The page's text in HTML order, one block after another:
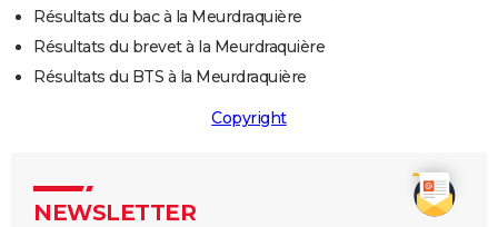
Résultats du bac à la Meurdraquière
Résultats du brevet à la Meurdraquière
Résultats du BTS à la Meurdraquière
Copyright
NEWSLETTER